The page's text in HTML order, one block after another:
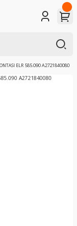
ELR 585.090 A2721840080